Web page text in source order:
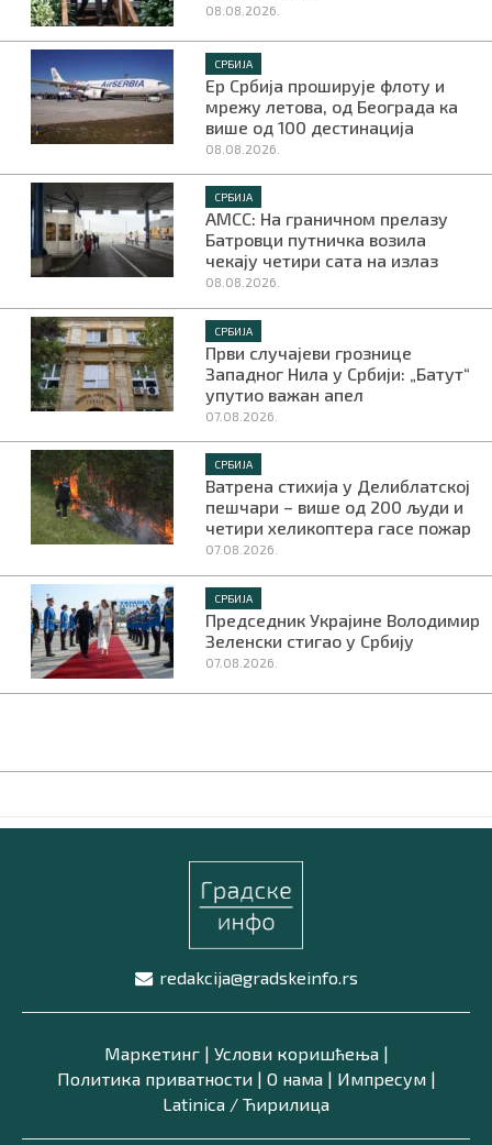
08.08.2026.
СРБИЈА
Ер Србија проширује флоту и
мрежу летова, од Београда ка
више од 100 дестинација
08.08.2026.
СРБИЈА
АМСС: На граничном прелазу
Батровци путничка возила
чекају четири сата на излаз
08.08.2026.
СРБИЈА
Први случајеви грознице
Западног Нила у Србији: „Батут“
упутио важан апел
07.08.2026.
СРБИЈА
Ватрена стихија у Делиблатској
пешчари – више од 200 људи и
четири хеликоптера гасе пожар
07.08.2026.
СРБИЈА
Председник Украјине Володимир
Зеленски стигао у Србију
07.08.2026.
redakcija@gradskeinfo.rs
Маркетинг| Услови коришћења|
Политика приватности| О нама| Импресум|
Latinica / Ћирилица